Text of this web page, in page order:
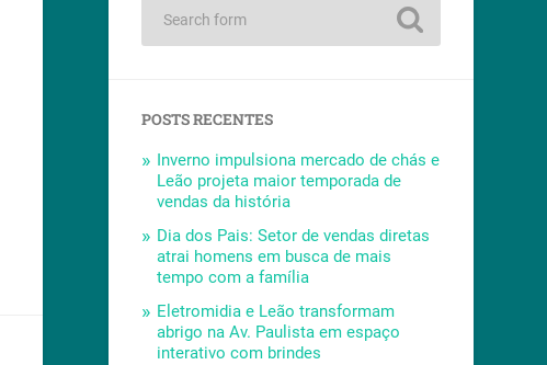
POSTS RECENTES
Inverno impulsiona mercado de chás e
Leão projeta maior temporada de
vendas da história
Dia dos Pais: Setor de vendas diretas
atrai homens em busca de mais
tempo com a família
Eletromidia e Leão transformam
abrigo na Av. Paulista em espaço
interativo com brindes